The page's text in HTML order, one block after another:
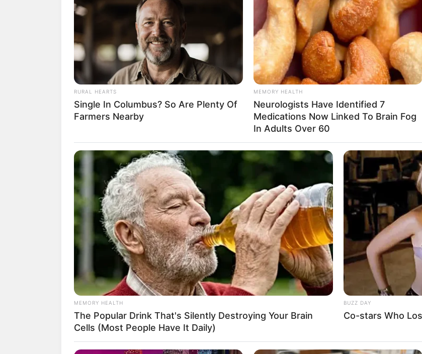
ผู้ที่เกิดวันอาทิตย์ ดวงชะตาใน ปี 2566
ดวงชะตาของคุณจะเด่นในเรื่องของการสร้างฐานะความมั่นคงให้กั
อยู่ในช่วงการทำธุรกิจการค้าอยู่เรียกว่าจะได้ผลดีตามเป้าหมายที่
มกราถึงเดือนเมษาเรื่องเงินๆทองๆยังไม่มาให้เห็นสักเท่าไหร่ ต้องเ
เงินหรือผลตอบรับจะเข้ามาให้ได้ชื่นอกชื่นใจกันบ้าง
RURAL HEARTS
Single In Columbus? So Are Plenty Of
Farmers Nearby
MEMORY HEALTH
Neurologists Have Identified 7
Medications Now Linked To Brain Fog
In Adults Over 60
MEMORY HEALTH
The Popular Drink That's Silently Destroying Your Brain
Cells (Most People Have It Daily)
BUZZ DAY
Co-stars Who
Remember The Justin Timberlake Moment That Defined
The 2000s?
BRAINBERRIES
Critics Were
Kelly
BRAINBERRIES
From Baddies To Sweethearts: These
9 Actresses Can Do It All
Top 8 People Living Strange But
Happy Lifestyles
BRAINBERRIES
Remember Them? These '90s Couples Defined An Era—
See The Complete List